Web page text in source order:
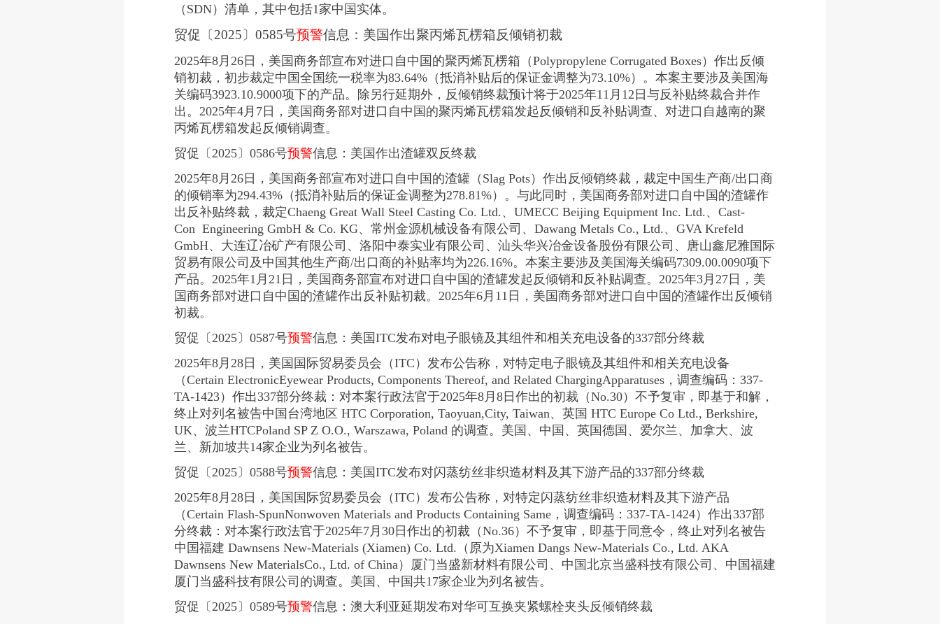
（SDN）清单，其中包括1家中国实体。
贸促〔2025〕0585号预警信息：美国作出聚丙烯瓦楞箱反倾销初裁
2025年8月26日，美国商务部宣布对进口自中国的聚丙烯瓦楞箱（Polypropylene Corrugated Boxes）作出反倾
销初裁，初步裁定中国全国统一税率为83.64%（抵消补贴后的保证金调整为73.10%）。本案主要涉及美国海
关编码3923.10.9000项下的产品。除另行延期外，反倾销终裁预计将于2025年11月12日与反补贴终裁合并作
出。2025年4月7日，美国商务部对进口自中国的聚丙烯瓦楞箱发起反倾销和反补贴调查、对进口自越南的聚
丙烯瓦楞箱发起反倾销调查。
贸促〔2025〕0586号预警信息：美国作出渣罐双反终裁
2025年8月26日，美国商务部宣布对进口自中国的渣罐（Slag Pots）作出反倾销终裁，裁定中国生产商/出口商
的倾销率为294.43%（抵消补贴后的保证金调整为278.81%）。与此同时，美国商务部对进口自中国的渣罐作
出反补贴终裁，裁定Chaeng Great Wall Steel Casting Co. Ltd.、UMECC Beijing Equipment Inc. Ltd.、Cast-
Con Engineering GmbH & Co. KG、常州金源机械设备有限公司、Dawang Metals Co., Ltd.、GVA Krefeld
GmbH、大连辽冶矿产有限公司、洛阳中泰实业有限公司、汕头华兴冶金设备股份有限公司、唐山鑫尼雅国际
贸易有限公司及中国其他生产商/出口商的补贴率均为226.16%。本案主要涉及美国海关编码7309.00.0090项下
产品。2025年1月21日，美国商务部宣布对进口自中国的渣罐发起反倾销和反补贴调查。2025年3月27日，美
国商务部对进口自中国的渣罐作出反补贴初裁。2025年6月11日，美国商务部对进口自中国的渣罐作出反倾销
初裁。
贸促〔2025〕0587号预警信息： 美国ITC发布对电子眼镜及其组件和相关充电设备的337部分终裁
2025年8月28日，美国国际贸易委员会（ITC）发布公告称，对特定电子眼镜及其组件和相关充电设备
（Certain ElectronicEyewear Products, Components Thereof, and Related ChargingApparatuses，调查编码：337-
TA-1423）作出337部分终裁：对本案行政法官于2025年8月8日作出的初裁（No.30）不予复审，即基于和解，
终止对列名被告中国台湾地区 HTC Corporation, Taoyuan,City, Taiwan、英国 HTC Europe Co Ltd., Berkshire,
UK、波兰HTCPoland SP Z O.O., Warszawa, Poland 的调查。美国、中国、英国德国、爱尔兰、加拿大、波
兰、新加坡共14家企业为列名被告。
贸促〔2025〕0588号预警信息： 美国ITC发布对闪蒸纺丝非织造材料及其下游产品的337部分终裁
2025年8月28日，美国国际贸易委员会（ITC）发布公告称，对特定闪蒸纺丝非织造材料及其下游产品
（Certain Flash-SpunNonwoven Materials and Products Containing Same，调查编码：337-TA-1424）作出337部
分终裁：对本案行政法官于2025年7月30日作出的初裁（No.36）不予复审，即基于同意令，终止对列名被告
中国福建 Dawnsens New-Materials (Xiamen) Co. Ltd.（原为Xiamen Dangs New-Materials Co., Ltd. AKA
Dawnsens New MaterialsCo., Ltd. of China）厦门当盛新材料有限公司、中国北京当盛科技有限公司、中国福建
厦门当盛科技有限公司的调查。美国、中国共17家企业为列名被告。
贸促〔2025〕0589号预警信息：澳大利亚延期发布对华可互换夹紧螺栓夹头反倾销终裁